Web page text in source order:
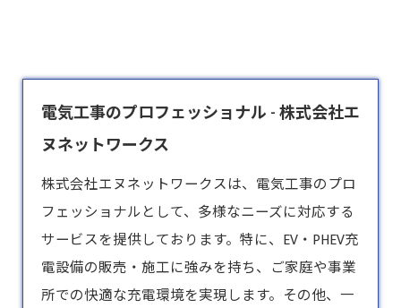
電気工事のプロフェッショナル - 株式会社エ
ヌネットワークス
株式会社エヌネットワークスは、 電気工事のプロ
フェッショナルとして、多様なニーズに対応する
サービスを提供しております。特に、EV・PHEV充
電設備の販売・施工に強みを持ち、ご家庭や事業
所での快適な充電環境を実現します。その他、一